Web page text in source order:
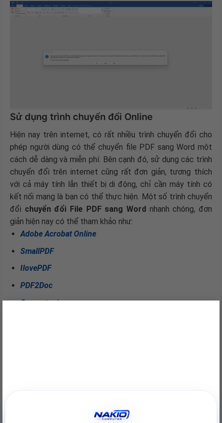
Sử dụng trình chuyển đổi Online
Hiện nay trên internet, có rất nhiều trình chuyển đổi cho
phép người dùng có thể chuyển file PDF sang Word một
cách dễ dàng và miễn phí. Bên cạnh đó, sử dụng các trình
chuyển đổi trên internet cũng rất đơn giản, tương thích
với cả máy tính lẫn thiết bị di động, chỉ cần máy tính có
kết nối mạng là bạn có thể thực hiện. Một số trình chuyển
đổi chuyển đổi File PDF sang Word nhanh chóng, đơn
giản hiện nay có thể tham khảo như:
Adobe Acrobat Online
SmallPDF
IlovePDF
PDF2Doc
Converter.io